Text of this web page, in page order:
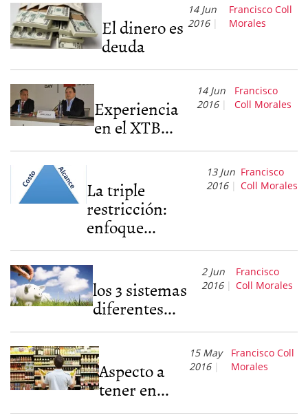
El dinero es
deuda
14 Jun
2016
Francisco Coll
Morales
Experiencia
en el XTB...
14 Jun
2016
Francisco
Coll Morales
La triple
restricción:
enfoque...
13 Jun
2016
Francisco
Coll Morales
los 3 sistemas
diferentes...
2 Jun
2016
Francisco
Coll Morales
Aspecto a
tener en...
15 May
2016
Francisco Coll
Morales